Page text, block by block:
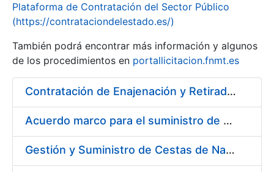
Erakutsi/Ezkutatu
Plataforma de Contratación del Sector Público
(https://contrataciondelestado.es/)
También podrá encontrar más información y algunos
de los procedimientos en portallicitacion.fnmt.es
Contratación de Enajenación y Retirada de Chatarra de Hierro, Acero y Chapa de la RCM-FNMT
Acuerdo marco para el suministro de material de electricidad para la FNMT RCM en su sede de Madrid
Gestión y Suministro de Cestas de Navidad para los trabajadores de la Fábrica Nacional de Moneda y Timbre-Real Casa de la Moneda (FNMT-RCM) para el año 2021